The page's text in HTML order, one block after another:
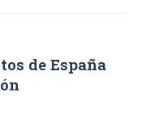
de España